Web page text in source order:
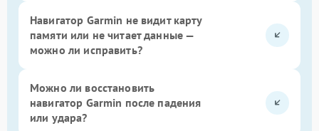
Навигатор Garmin не видит карту
памяти или не читает данные —
можно ли исправить?
Можно ли восстановить
навигатор Garmin после падения
или удара?